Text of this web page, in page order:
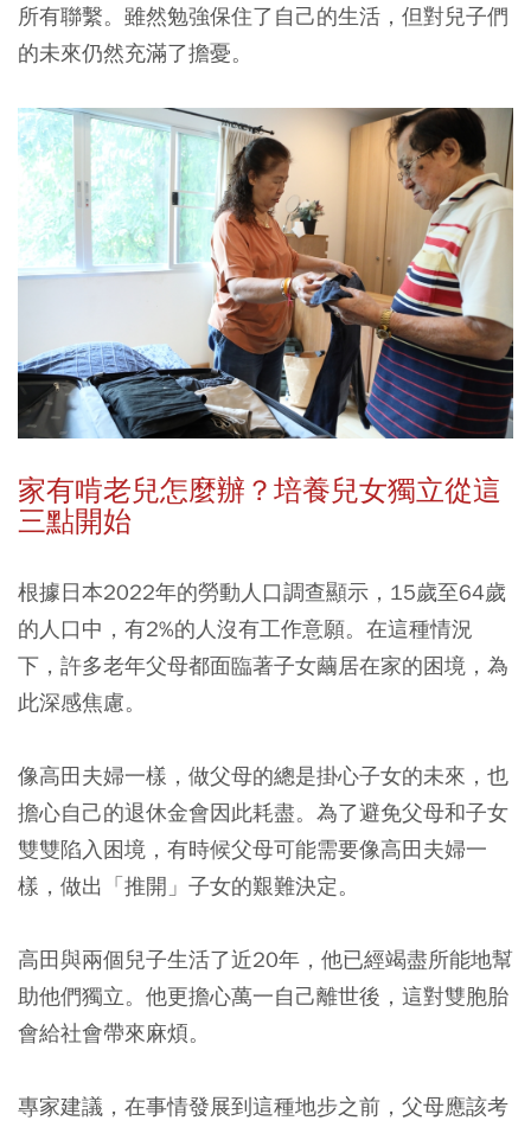
所有聯繫。雖然勉強保住了自己的生活，但對兒子們
的未來仍然充滿了擔憂。
家有啃老兒怎麼辦？培養兒女獨立從這
三點開始
根據日本2022年的勞動人口調查顯示，15歲至64歲
的人口中，有2%的人沒有工作意願。在這種情況
下，許多老年父母都面臨著子女繭居在家的困境，為
此深感焦慮。
像高田夫婦一樣，做父母的總是掛心子女的未來，也
擔心自己的退休金會因此耗盡。為了避免父母和子女
雙雙陷入困境，有時候父母可能需要像高田夫婦一
樣，做出「推開」子女的艱難決定。
高田與兩個兒子生活了近20年，他已經竭盡所能地幫
助他們獨立。他更擔心萬一自己離世後，這對雙胞胎
會給社會帶來麻煩。
專家建議，在事情發展到這種地步之前，父母應該考